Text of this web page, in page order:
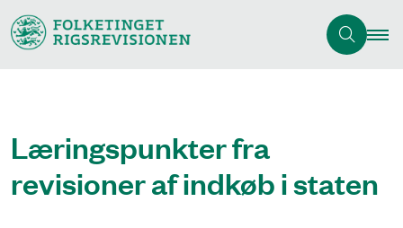
Læringspunkter fra
revisioner af indkøb i staten